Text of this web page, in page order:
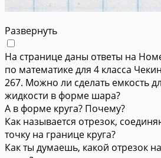
Развернуть
На странице даны ответы на
по математике для 4 класса
267. Можно ли сделать емкость
жидкости в форме шара?
А в форме круга? Почему?
Как называется отрезок,
точку на границе круга?
Как ты думаешь, какой отрезок